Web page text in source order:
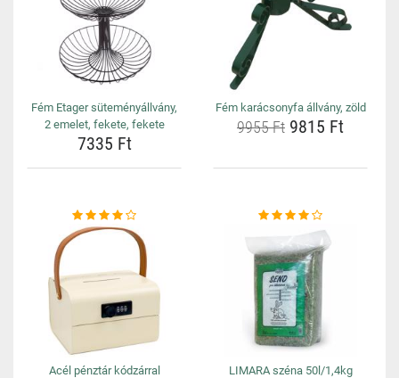
Fém Etager süteményállvány,
2 emelet, fekete, fekete
7335 Ft
Fém karácsonyfa állvány, zöld
9955 Ft 9815 Ft
Acél pénztár kódzárral
LIMARA széna 50l/1,4kg